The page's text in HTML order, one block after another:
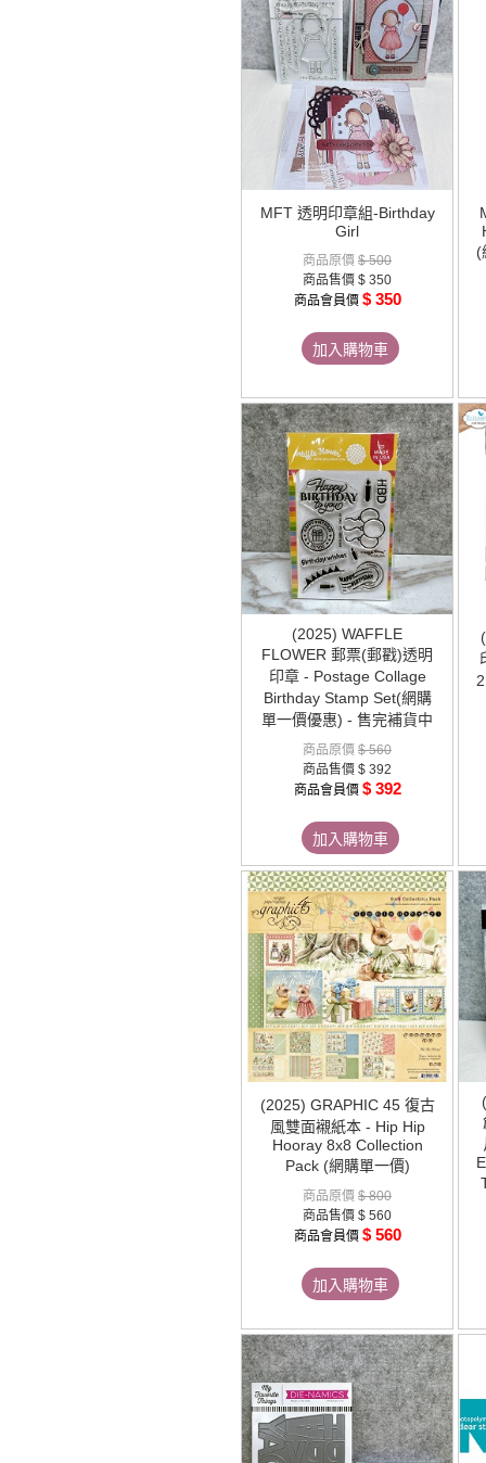
MFT 透明印章組-Birthday
Girl
商品原價 $ 500
商品售價 $ 350
商品會員價 $ 350
加入購物車
(
(2025) WAFFLE
FLOWER 郵票(郵戳)透明
印章 - Postage Collage
Birthday Stamp Set(網購
單一價優惠) - 售完補貨中
商品原價 $ 560
商品售價 $ 392
商品會員價 $ 392
加入購物車
(2025) GRAPHIC 45 復古
風雙面襯紙本 - Hip Hip
Hooray 8x8 Collection
Pack (網購單一價)
商品原價 $ 800
商品售價 $ 560
商品會員價 $ 560
加入購物車